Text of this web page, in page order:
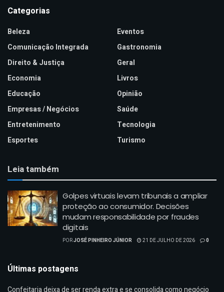
Categorias
Beleza
Comunicação Integrada
Direito & Justiça
Economia
Educação
Empresas / Negócios
Entretenimento
Esportes
Eventos
Gastronomia
Geral
Livros
Opinião
Saúde
Tecnologia
Turismo
Leia também
Golpes virtuais levam tribunais a ampliar
proteção ao consumidor. Decisões
mudam responsabilidade por fraudes
digitais
PORJOSÉ PINHEIRO JÚNIOR 21 DE JULHO DE 2026 0
Últimas postagens
Confeitaria deixa de ser renda extra e se consolida como negócio